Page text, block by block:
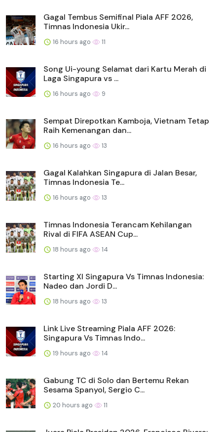
Gagal Tembus Semifinal Piala AFF 2026,
Timnas Indonesia Ukir...
16 hours ago 11
Song Ui-young Selamat dari Kartu Merah di
Laga Singapura vs ...
16 hours ago 9
Sempat Direpotkan Kamboja, Vietnam Tetap
Raih Kemenangan dan...
16 hours ago 13
Gagal Kalahkan Singapura di Jalan Besar,
Timnas Indonesia Te...
16 hours ago 13
Timnas Indonesia Terancam Kehilangan
Rival di FIFA ASEAN Cup...
18 hours ago 14
Starting XI Singapura Vs Timnas Indonesia:
Nadeo dan Jordi D...
18 hours ago 13
Link Live Streaming Piala AFF 2026:
Singapura Vs Timnas Indo...
19 hours ago 14
Gabung TC di Solo dan Bertemu Rekan
Sesama Spanyol, Sergio C...
20 hours ago 11